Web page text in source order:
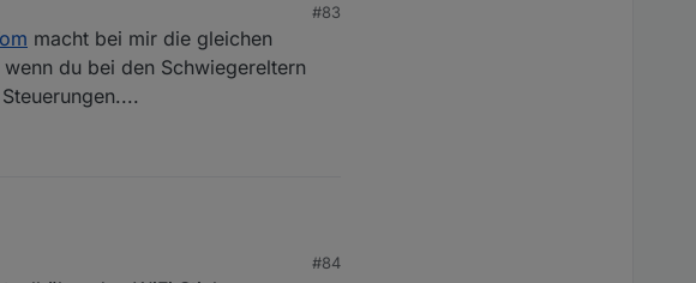
#83
macht bei mir die gleichen
du bei den Schwiegereltern
#84